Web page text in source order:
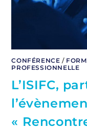
CONFÉRENCE /
PROFESSIONNELLE
L’ISIFC,
«